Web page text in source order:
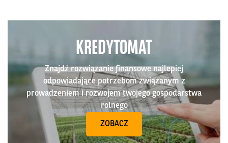
KREDYTOMAT
Znajdź rozwiązanie finansowe najlepiej
odpowiadające potrzebom związanym z
prowadzeniem i rozwojem twojego gospodarstwa
rolnego
ZOBACZ